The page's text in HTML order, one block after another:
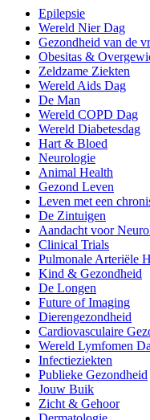
Epilepsie
Wereld Nier Dag
Gezondheid van de
Obesitas &
Zeldzame Ziekten
Wereld Aids Dag
De Man
Wereld COPD Dag
Wereld Diabetesdag
Hart & Bloed
Neurologie
Animal Health
Gezond Leven
Leven met een
De Zintuigen
Aandacht voor
Clinical Trials
Pulmonale Arteriële
Kind & Gezondheid
De Longen
Future of Imaging
Dierengezondheid
Cardiovasculaire
Wereld Lymfomen
Infectieziekten
Publieke Gezondheid
Jouw Buik
Zicht & Gehoor